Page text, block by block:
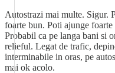
Autostrazi mai multe. Sigur.
foarte bun. Poti ajunge
Probabil ca pe langa bani si
relieful. Legat de trafic,
interminabile in oras, pe
mai ok acolo.